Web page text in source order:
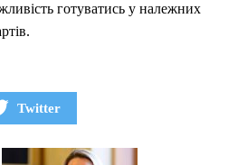
готуватись у належних
Twitter